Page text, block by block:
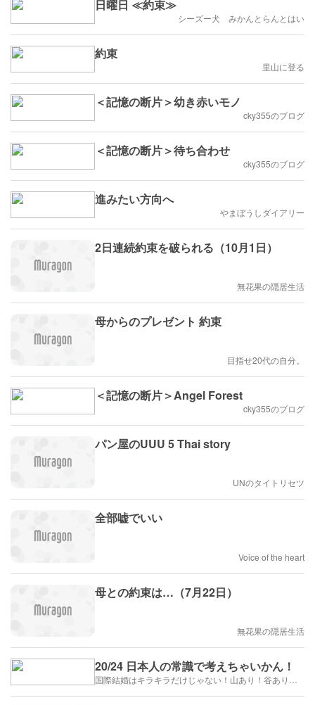
日曜日 ≪約束≫
シーズー犬 みかんとらんとはい
約束
里山に登る
＜記憶の断片＞幼き赤いモノ
cky355のブログ
＜記憶の断片＞待ち合わせ
cky355のブログ
進みたい方向へ
やまぼうしダイアリー
2日連続約束を破られる（10月1日）
無花果の隠居生活
母からのプレゼント 約束
目指せ20代の自分。
＜記憶の断片＞Angel Forest
cky355のブログ
パン屋のUUU 5 Thai story
UNのタイトリセツ
全部嘘でいい
Voice of the heart
母との約束は…（7月22日）
無花果の隠居生活
20/24 日本人の常識で考えちゃいかん！